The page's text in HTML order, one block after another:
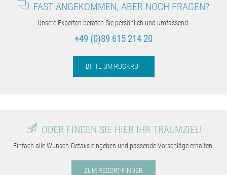
FAST ANGEKOMMEN, ABER NOCH FRAGEN?
Unsere Experten beraten Sie persönlich und umfassend.
+49 (0)89 615 214 20
BITTE UM RÜCKRUF
ODER FINDEN SIE HIER IHR TRAUMZIEL!
Einfach alle Wunsch-Details eingeben und passende Vorschläge erhalten.
ZUM RESORT-FINDER